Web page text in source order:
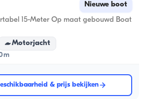
Nieuwe boot
15-Meter Op maat gebouwd Boat
Motorjacht
& prijs bekijken